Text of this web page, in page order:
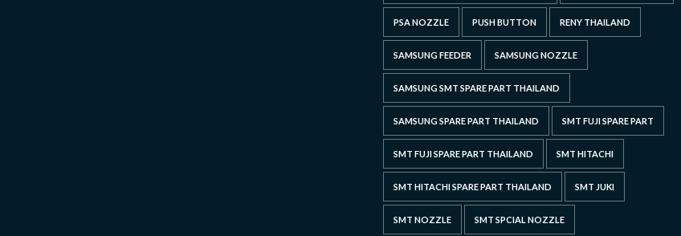
PSA NOZZLE PUSH BUTTON RENY THAILAND
SAMSUNG FEEDER SAMSUNG NOZZLE
SAMSUNG SMT SPARE PART THAILAND
SAMSUNG SPARE PART THAILAND SMT FUJI SPARE PART
SMT FUJI SPARE PART THAILAND SMT HITACHI
SMT HITACHI SPARE PART THAILAND SMT JUKI
SMT NOZZLE SMT SPCIAL NOZZLE